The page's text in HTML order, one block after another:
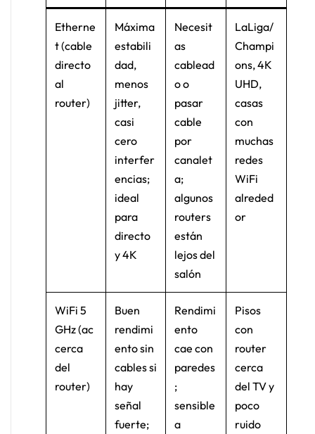
Etherne
t (cable
directo
al
router)
Máxima
estabili
dad,
menos
jitter,
casi
cero
interfer
encias;
ideal
para
directo
y 4K
Necesit
as
cablead
o o
pasar
cable
por
canalet
a;
algunos
routers
están
lejos del
salón
LaLiga/
Champi
ons, 4K
UHD,
casas
con
muchas
redes
WiFi
alreded
or
WiFi 5
GHz (ac
cerca
del
router)
Buen
rendimi
ento sin
cables si
hay
señal
fuerte;
Rendimi
ento
cae con
paredes
;
sensible
a
Pisos
con
router
cerca
del TV y
poco
ruido